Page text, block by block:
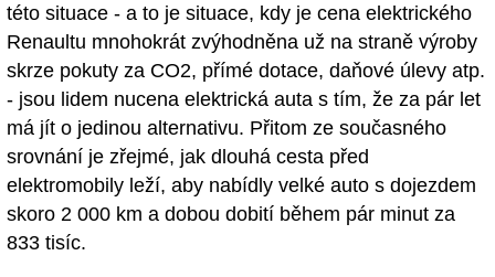
této situace - a to je situace, kdy je cena elektrického
Renaultu mnohokrát zvýhodněna už na straně výroby
skrze pokuty za CO2, přímé dotace, daňové úlevy atp.
- jsou lidem nucena elektrická auta s tím, že za pár let
má jít o jedinou alternativu. Přitom ze současného
srovnání je zřejmé, jak dlouhá cesta před
elektromobily leží, aby nabídly velké auto s dojezdem
skoro 2 000 km a dobou dobití během pár minut za
833 tisíc.